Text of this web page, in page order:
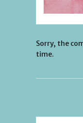
Sorry, the
time.